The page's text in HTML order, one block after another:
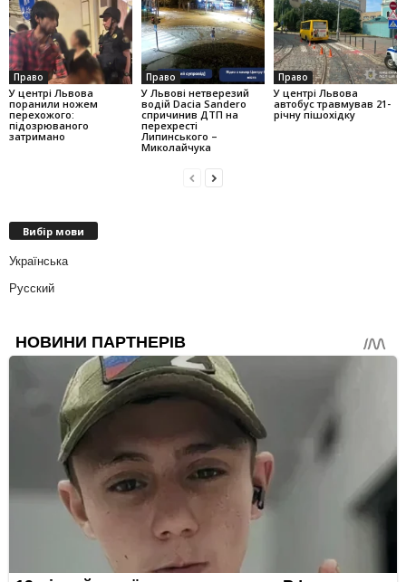
Право
У центрі Львова
поранили ножем
перехожого:
підозрюваного
затримано
Право
У Львові нетверезий
водій Dacia Sandero
спричинив ДТП на
перехресті
Липинського –
Миколайчука
Право
У центрі Львова
автобус травмував 21-
річну пішохідку
Вибір мови
Українська
Русский